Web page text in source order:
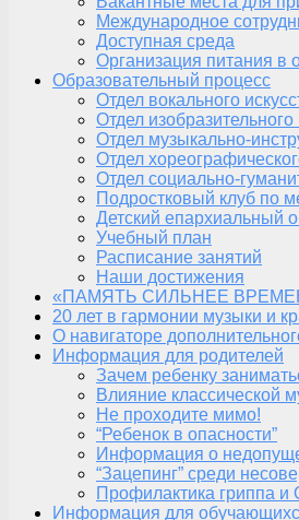
Международное
Доступная среда
Организация питания в
Образовательный процесс
Отдел вокального
Отдел
Отдел музыкально-
Отдел
Отдел социально-
Подростковый клуб по
Детский епархиальный
Учебный план
Расписание занятий
Наши достижения
«ПАМЯТЬ СИЛЬНЕЕ
20 лет в гармонии музыки и
О навигаторе
Информация для родителей
Зачем ребенку
Влияние классической
Не проходите мимо!
“Ребенок в опасности”
Информация о
“Зацепинг” среди
Профилактика гриппа
Информация для